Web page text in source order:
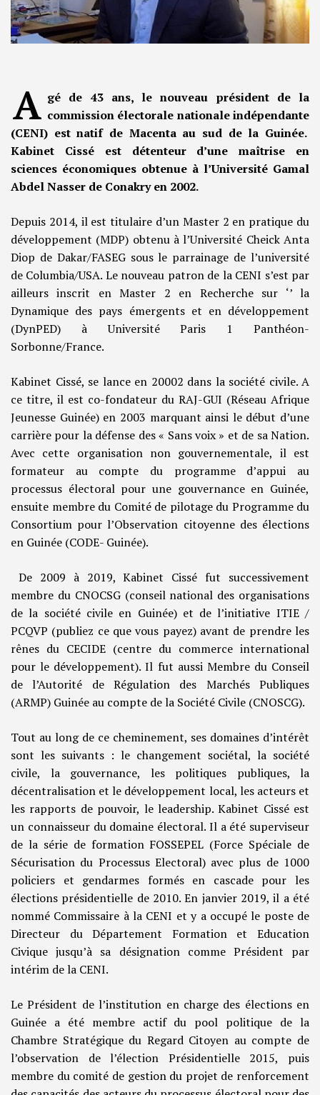
A gé de 43 ans, le nouveau président de la
commission électorale nationale indépendante
(CENI) est natif de Macenta au sud de la Guinée.
Kabinet Cissé est détenteur d’une maîtrise en
sciences économiques obtenue à l’Université Gamal
Abdel Nasser de Conakry en 2002.
Depuis 2014, il est titulaire d’un Master 2 en pratique du
développement (MDP) obtenu à l’Université Cheick Anta
Diop de Dakar/FASEG sous le parrainage de l’université
de Columbia/USA. Le nouveau patron de la CENI s’est par
ailleurs inscrit en Master 2 en Recherche sur ‘’ la
Dynamique des pays émergents et en développement
(DynPED) à Université Paris 1 Panthéon-
Sorbonne/France.
Kabinet Cissé, se lance en 20002 dans la société civile. A
ce titre, il est co-fondateur du RAJ-GUI (Réseau Afrique
Jeunesse Guinée) en 2003 marquant ainsi le début d’une
carrière pour la défense des « Sans voix » et de sa Nation.
Avec cette organisation non gouvernementale, il est
formateur au compte du programme d’appui au
processus électoral pour une gouvernance en Guinée,
ensuite membre du Comité de pilotage du Programme du
Consortium pour l’Observation citoyenne des élections
en Guinée (CODE- Guinée).
De 2009 à 2019, Kabinet Cissé fut successivement
membre du CNOCSG (conseil national des organisations
de la société civile en Guinée) et de l’initiative ITIE /
PCQVP (publiez ce que vous payez) avant de prendre les
rênes du CECIDE (centre du commerce international
pour le développement). Il fut aussi Membre du Conseil
de l’Autorité de Régulation des Marchés Publiques
(ARMP) Guinée au compte de la Société Civile (CNOSCG).
Tout au long de ce cheminement, ses domaines d’intérêt
sont les suivants : le changement sociétal, la société
civile, la gouvernance, les politiques publiques, la
décentralisation et le développement local, les acteurs et
les rapports de pouvoir, le leadership. Kabinet Cissé est
un connaisseur du domaine électoral. Il a été superviseur
de la série de formation FOSSEPEL (Force Spéciale de
Sécurisation du Processus Electoral) avec plus de 1000
policiers et gendarmes formés en cascade pour les
élections présidentielle de 2010. En janvier 2019, il a été
nommé Commissaire à la CENI et y a occupé le poste de
Directeur du Département Formation et Education
Civique jusqu’à sa désignation comme Président par
intérim de la CENI.
Le Président de l’institution en charge des élections en
Guinée a été membre actif du pool politique de la
Chambre Stratégique du Regard Citoyen au compte de
l’observation de l’élection Présidentielle 2015, puis
membre du comité de gestion du projet de renforcement